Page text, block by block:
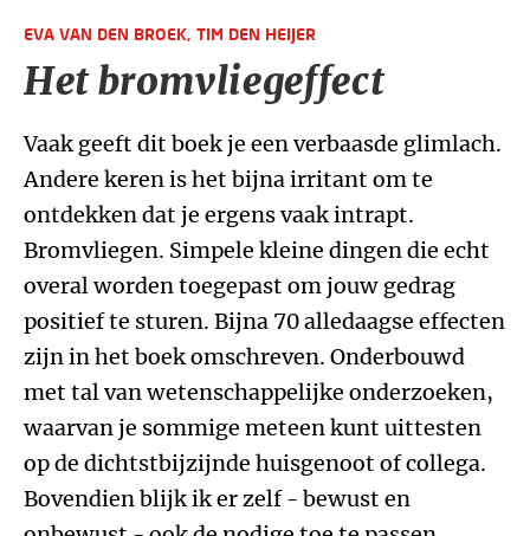
EVA VAN DEN BROEK, TIM DEN HEIJER
Het bromvliegeffect
Vaak geeft dit boek je een verbaasde glimlach.
Andere keren is het bijna irritant om te
ontdekken dat je ergens vaak intrapt.
Bromvliegen. Simpele kleine dingen die echt
overal worden toegepast om jouw gedrag
positief te sturen. Bijna 70 alledaagse effecten
zijn in het boek omschreven. Onderbouwd
met tal van wetenschappelijke onderzoeken,
waarvan je sommige meteen kunt uittesten
op de dichtstbijzijnde huisgenoot of collega.
Bovendien blijk ik er zelf - bewust en